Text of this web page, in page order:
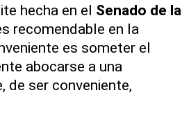
hecha en el Senado de la
recomendable en la
es someter el
abocarse a una
de ser conveniente,